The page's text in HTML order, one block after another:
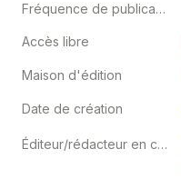
Fréquence de publication
Accès libre
Maison d'édition
Date de création
Éditeur/rédacteur en chef